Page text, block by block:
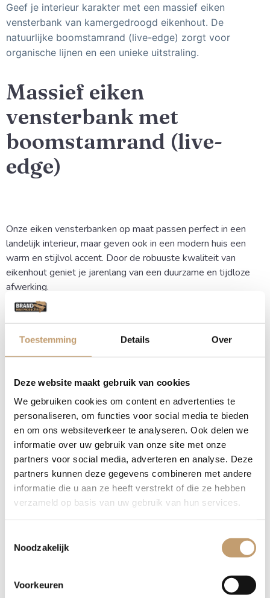
Toestemming Details Over
Deze website maakt gebruik van cookies
We gebruiken cookies om content en advertenties te
personaliseren, om functies voor social media te bieden
en om ons websiteverkeer te analyseren. Ook delen we
informatie over uw gebruik van onze site met onze
partners voor social media, adverteren en analyse. Deze
partners kunnen deze gegevens combineren met andere
informatie die u aan ze heeft verstrekt of die ze hebben
verzameld op basis van uw gebruik van hun services.
Noodzakelijk
Voorkeuren
Geef je interieur karakter met een massief eiken
vensterbank van kamergedroogd eikenhout. De
natuurlijke boomstamrand (live-edge) zorgt voor
organische lijnen en een unieke uitstraling.
Massief eiken
vensterbank met
boomstamrand (live-
edge)
Onze eiken vensterbanken op maat passen perfect in een
landelijk interieur, maar geven ook in een modern huis een
warm en stijlvol accent. Door de robuuste kwaliteit van
eikenhout geniet je jarenlang van een duurzame en tijdloze
afwerking.
Uniek Karakter
Elke plank is volledig uniek in vorm, kleur en nerftekening.
vensterbank hetzelfde. Wil je vooraf een foto ontvangen van
de beschikbare planken? Wij denken graag met je mee zodat
je de perfecte keuze kunt maken voor jouw woning.
Waarom kiezen voor een eiken
vensterbank met
boomstamrand?
Hoogwaardig Materiaal:
Natuurlijke Esthetiek:
Unieke uitstraling door de
Maatwerk:
Volledig op maat gemaakt, passend onder